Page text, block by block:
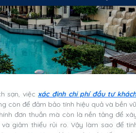
sạn, việcxác định chi phí đầu tư
còn để đảm bảo tính hiệu quả và bền
đơn thuần mà còn là nền tảng để
giảm thiểu rủi ro. Vậy làm sao để